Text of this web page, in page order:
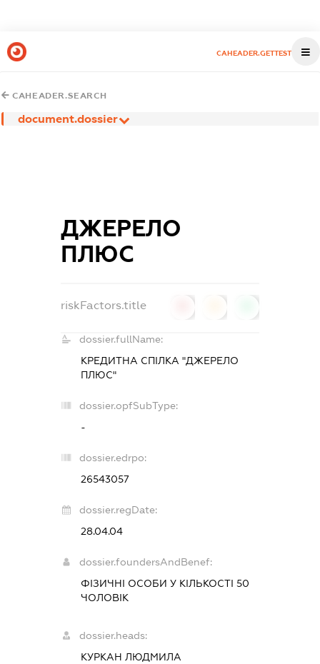
CAHEADER.GETTEST
CAHEADER.SEARCH
document.dossier
ДЖЕРЕЛО
ПЛЮС
riskFactors.title
dossier.fullName:
КРЕДИТНА СПІЛКА "ДЖЕРЕЛО
ПЛЮС"
dossier.opfSubType:
-
dossier.edrpo:
26543057
dossier.regDate:
28.04.04
dossier.foundersAndBenef:
ФІЗИЧНІ ОСОБИ У КІЛЬКОСТІ 50
ЧОЛОВІК
dossier.heads:
КУРКАН ЛЮДМИЛА